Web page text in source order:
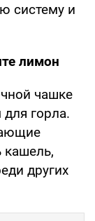
систему и
лимон
чашке
горла.
кашель,
других